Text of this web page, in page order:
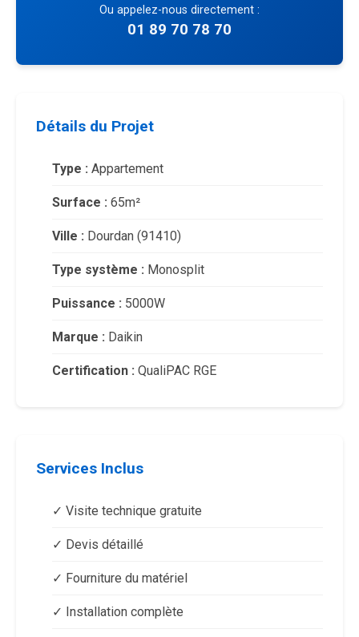
Ou appelez-nous directement :
01 89 70 78 70
Détails du Projet
Type : Appartement
Surface : 65m²
Ville : Dourdan (91410)
Type système : Monosplit
Puissance : 5000W
Marque : Daikin
Certification : QualiPAC RGE
Services Inclus
✓ Visite technique gratuite
✓ Devis détaillé
✓ Fourniture du matériel
✓ Installation complète